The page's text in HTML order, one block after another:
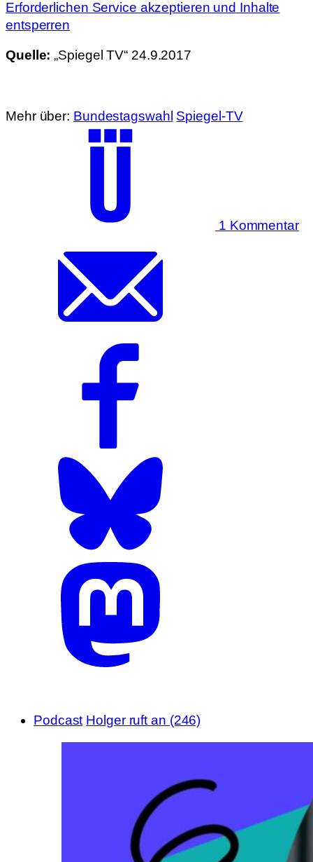
Erforderlichen Service akzeptieren und Inhalte
entsperren
Quelle: „Spiegel TV“ 24.9.2017
Mehr über: Bundestagswahl Spiegel-TV
1 Kommentar
Podcast Holger ruft an (246)